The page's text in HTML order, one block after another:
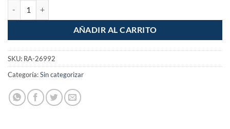
AÑADIR AL CARRITO
SKU: RA-26992
Categoría:Sin categorizar